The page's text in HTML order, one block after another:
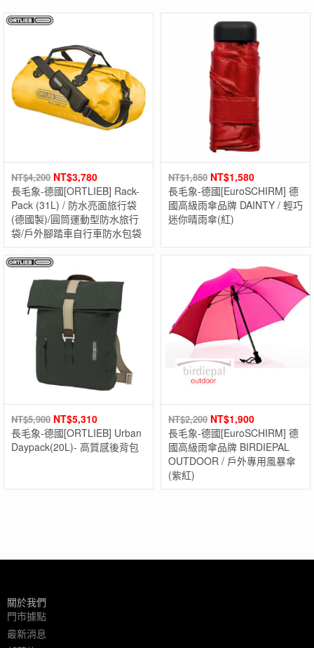
NT$4,200 NT$3,780
長毛象-德國[ORTLIEB] Rack-
Pack (31L) / 防水亮面旅行袋
(德國製)/圓筒運動型防水旅行
袋/戶外腳踏車自行車防水包袋
NT$1,850 NT$1,580
長毛象-德國[EuroSCHIRM] 德
國高級雨傘品牌 DAINTY / 輕巧
迷你晴雨傘(紅)
NT$5,900 NT$5,310
長毛象-德國[ORTLIEB] Urban
Daypack(20L)- 高質感後背包
NT$2,200 NT$1,900
長毛象-德國[EuroSCHIRM] 德
國高級雨傘品牌 BIRDIEPAL
OUTDOOR / 戶外專用風暴傘
(紫紅)
關於我們
門市據點
最新消息